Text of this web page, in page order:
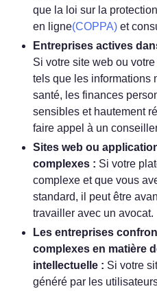
que la loi sur la
en ligne(COPPA) et
Entreprises actives
Si votre site web ou
tels que les informations
santé, les finances
sensibles et hautement
faire appel à un
Sites web ou
complexes : Si votre
complexe et que vous
standard, il peut être
travailler avec un avocat.
Les entreprises
complexes en matière
intellectuelle : Si votre
généré par les